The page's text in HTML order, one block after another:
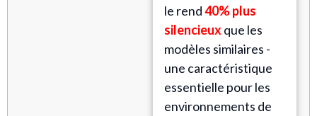
le rend40% plus
silencieuxque les
modèles similaires -
une caractéristique
essentielle pour les
environnements de